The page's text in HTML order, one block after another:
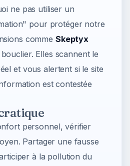
ne pas utiliser un
pour protéger notre
comme Skeptyx
Elles scannent le
et vous alertent si le site
est contestée
personnel, vérifier
Partager une fausse
à la pollution du